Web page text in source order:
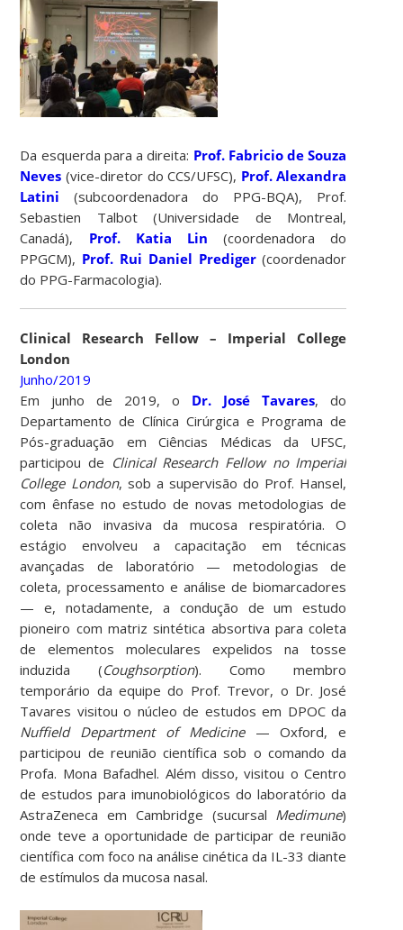
Da esquerda para a direita: Prof. Fabricio de Souza
Neves (vice-diretor do CCS/UFSC), Prof. Alexandra
Latini (subcoordenadora do PPG-BQA), Prof.
Sebastien Talbot (Universidade de Montreal,
Canadá), Prof. Katia Lin (coordenadora do
PPGCM), Prof. Rui Daniel Prediger(coordenador
do PPG-Farmacologia).
Clinical Research Fellow – Imperial College
London
Junho/2019
Em junho de 2019, o Dr. José Tavares, do
Departamento de Clínica Cirúrgica e Programa de
Pós-graduação em Ciências Médicas da UFSC,
participou de Clinical Research Fellow no Imperial
College London, sob a supervisão do Prof. Hansel,
com ênfase no estudo de novas metodologias de
coleta não invasiva da mucosa respiratória. O
estágio envolveu a capacitação em técnicas
avançadas de laboratório — metodologias de
coleta, processamento e análise de biomarcadores
— e, notadamente, a condução de um estudo
pioneiro com matriz sintética absortiva para coleta
de elementos moleculares expelidos na tosse
induzida (Coughsorption). Como membro
temporário da equipe do Prof. Trevor, o Dr. José
Tavares visitou o núcleo de estudos em DPOC da
Nuffield Department of Medicine— Oxford, e
participou de reunião científica sob o comando da
Profa. Mona Bafadhel. Além disso, visitou o Centro
de estudos para imunobiológicos do laboratório da
AstraZeneca em Cambridge (sucursal Medimune)
onde teve a oportunidade de participar de reunião
científica com foco na análise cinética da IL-33 diante
de estímulos da mucosa nasal.